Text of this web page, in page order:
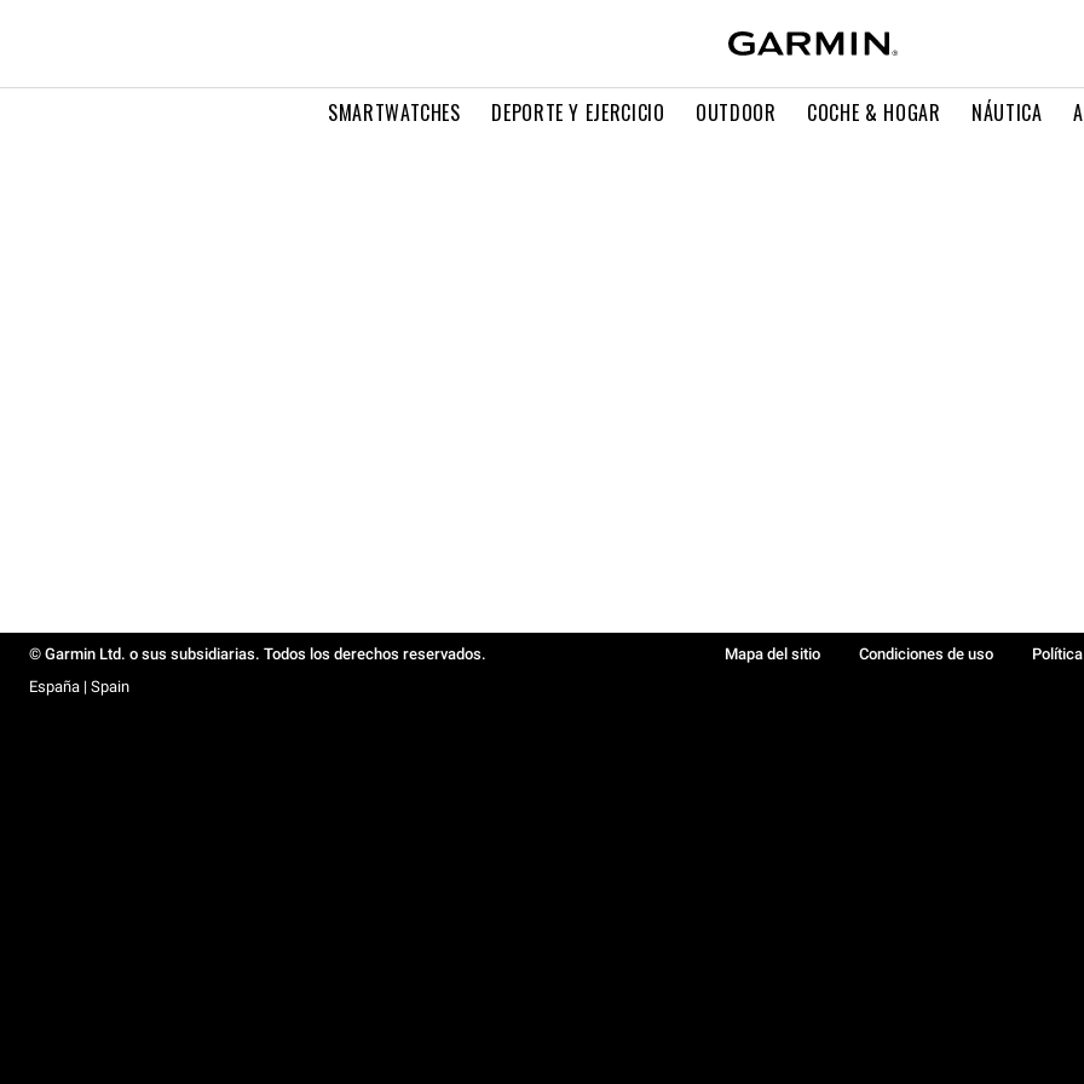
SMARTWATCHES DEPORTE Y EJERCICIO OUTDOOR COCHE & HOGAR NÁUTICA
© Garmin Ltd. o sus subsidiarias. Todos los derechos reservados. Mapa del sitio Condiciones de uso
España | Spain